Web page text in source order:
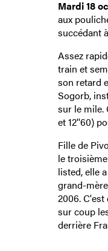
Mardi 18
aux
succédant
Assez
train et
son retard
Sogorb,
sur le mile.
et 12''60)
Fille de
le
listed, elle
grand-
2006.
sur coup
derrière